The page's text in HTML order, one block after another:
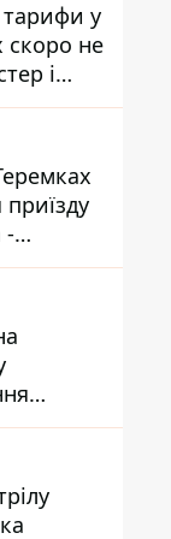
тарифи у
скоро не
і
-